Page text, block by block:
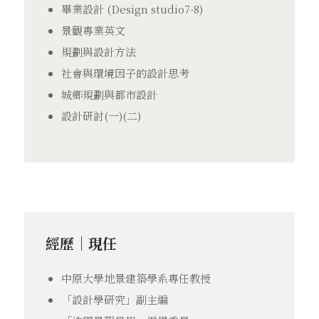
畢業設計 (Design studio7-8)
景觀專業英文
規劃與設計方法
社會與環境因子的設計思考
城鄉規劃與都市設計
設計研討(一)(二)
經歷｜現任
中原大學地景建築學系專任教授
「設計學研究」副主編